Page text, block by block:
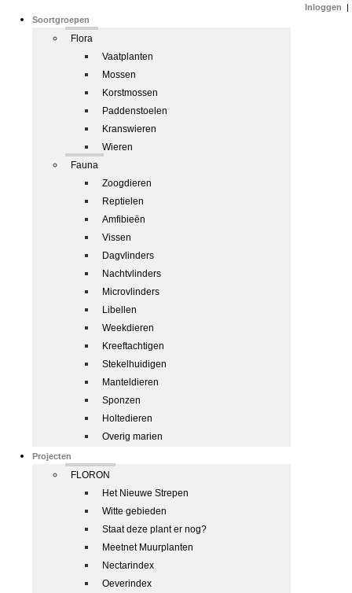
Soortgroepen
Flora
Vaatplanten
Mossen
Korstmossen
Paddenstoelen
Kranswieren
Wieren
Fauna
Zoogdieren
Reptielen
Amfibieën
Vissen
Dagvlinders
Nachtvlinders
Microvlinders
Libellen
Weekdieren
Kreeftachtigen
Stekelhuidigen
Manteldieren
Sponzen
Holtedieren
Overig marien
Projecten
FLORON
Het Nieuwe Strepen
Witte gebieden
Staat deze plant er nog?
Meetnet Muurplanten
Nectarindex
Oeverindex
Inloggen |